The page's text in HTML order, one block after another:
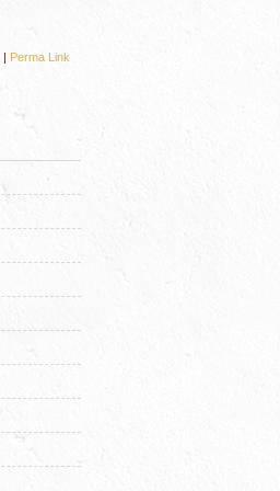
| Perma Link